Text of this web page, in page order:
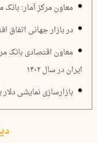
معاون مرکز آمار:
در بازار جهانی اتفاق افتاد: جهش
ایران در سال ۱۴۰۲
بازارسازی نمایشی